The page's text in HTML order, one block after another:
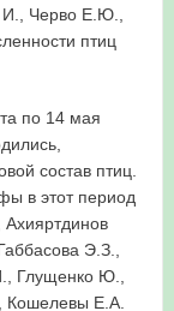
Черво Е.Ю.,
птиц
по 14 мая
состав птиц.
в этот период
Э.З.,
Глущенко Ю.,
Кошелевы Е.А.